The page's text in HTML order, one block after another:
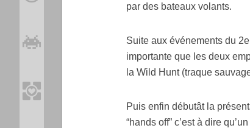
par des bateaux volants.
Suite aux événements du
importante que les deux
la Wild Hunt (traque
Puis enfin débutât la
“hands off” c’est à dire